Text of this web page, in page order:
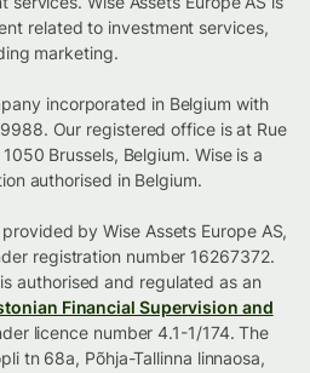
related to investment services,
marketing.
incorporated in Belgium with
Our registered office is at Rue
Brussels, Belgium. Wise is a
authorised in Belgium.
by Wise Assets Europe AS,
registration number 16267372.
authorised and regulated as an
Financial Supervision and
licence number 4.1-1/174. The
tn 68a, Põhja-Tallinna linnaosa,